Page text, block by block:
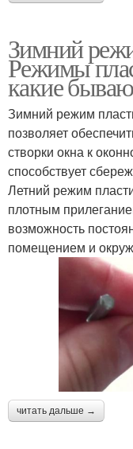
Зимний
Режимы
какие
Зимний режим
позволяет
створки окна к
способствует
Летний режим
плотным
возможность
помещением и
читать дальше →